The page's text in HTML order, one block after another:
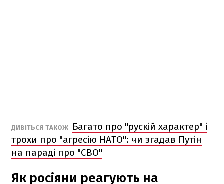
ДИВІТЬСЯ ТАКОЖ
Багато про "рускій характер" і
трохи про "агресію НАТО": чи згадав Путін
на параді про "СВО"
Як росіяни реагують на